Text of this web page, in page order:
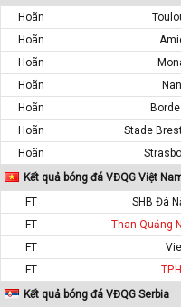
Hoãn
Hoãn
Hoãn
Hoãn
Hoãn
Hoãn
Stade
Hoãn
Kết quả bóng đá VĐQG Việt
FT
SHB Đà
FT
Than Quảng
FT
FT
Kết quả bóng đá VĐQG Serbia